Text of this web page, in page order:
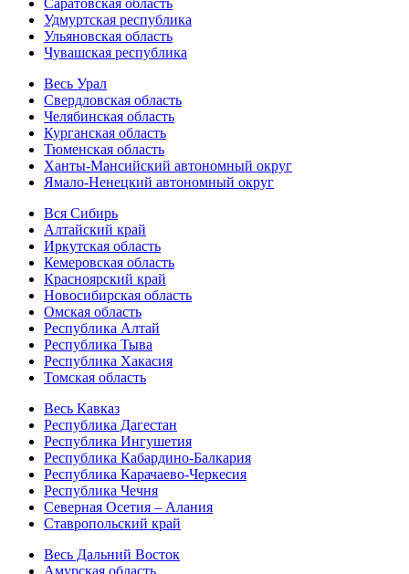
Саратовская область
Удмуртская республика
Ульяновская область
Чувашская республика
Весь Урал
Свердловская область
Челябинская область
Курганская область
Тюменская область
Ханты-Мансийский автономный округ
Ямало-Ненецкий автономный округ
Вся Сибирь
Алтайский край
Иркутская область
Кемеровская область
Красноярский край
Новосибирская область
Омская область
Республика Алтай
Республика Тыва
Республика Хакасия
Томская область
Весь Кавказ
Республика Дагестан
Республика Ингушетия
Республика Кабардино-Балкария
Республика Карачаево-Черкесия
Республика Чечня
Северная Осетия – Алания
Ставропольский край
Весь Дальний Восток
Амурская область